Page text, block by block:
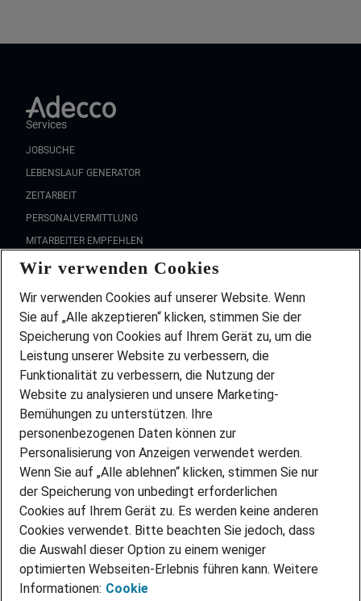
Services
JOBSUCHE
LEBENSLAUF GENERATOR
ZEITARBEIT
PERSONALVERMITTLUNG
MITARBEITER EMPFEHLEN
FAQ
Wir stellen ein!
DEINE BERUFSGRUPPE
DEINE LEBENSSITUATION
PARTNERSHIP WITH AIRBUS
INITIATIV BEWERBEN
ÜBER UNS
STANDORTE
BLOG
PRESSE
KONTAKT
@Adecco 2026
Wir verwenden Cookies
Wir verwenden Cookies auf unserer Website. Wenn
Sie auf „Alle akzeptieren“ klicken, stimmen Sie der
Speicherung von Cookies auf Ihrem Gerät zu, um die
Leistung unserer Website zu verbessern, die
Funktionalität zu verbessern, die Nutzung der
Website zu analysieren und unsere Marketing-
Bemühungen zu unterstützen. Ihre
personenbezogenen Daten können zur
Personalisierung von Anzeigen verwendet werden.
Wenn Sie auf „Alle ablehnen“ klicken, stimmen Sie nur
der Speicherung von unbedingt erforderlichen
Cookies auf Ihrem Gerät zu. Es werden keine anderen
Cookies verwendet. Bitte beachten Sie jedoch, dass
die Auswahl dieser Option zu einem weniger
optimierten Webseiten-Erlebnis führen kann. Weitere
Informationen: Cookie